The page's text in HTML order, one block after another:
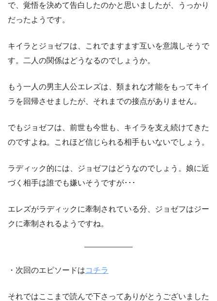
で、覚悟を決めて告白したのかと思いましたが、うっかり
だったようです。
キイラとジョゼフは、これでますます互いを意識しそうで
す。二人の関係はどうなるのでしょうか。
もう一人の男主人公エレズは、類まれな才能をもってキイ
ラを回帰させましたが、それまでの接点がありません。
でもジョゼフは、前世も今世も、キイラを支え続けてきた
のですよね。これほど信じられる相手もいないでしょう。
ラディック的には、ジョゼフはどうなのでしょう。娘に近
づく相手は誰でも嫌いそうですが･･･
エレズがラディックに牽制されている分、ジョゼフはジー
クに牽制されるようですね。
・次回のエピソードはコチラ
それではここまで読んで下さってありがとうございました